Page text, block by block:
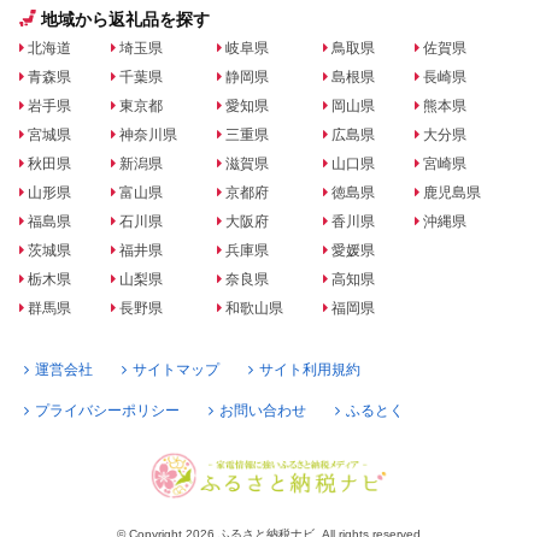
地域から返礼品を探す
北海道
青森県
岩手県
宮城県
秋田県
山形県
福島県
茨城県
栃木県
群馬県
埼玉県
千葉県
東京都
神奈川県
新潟県
富山県
石川県
福井県
山梨県
長野県
岐阜県
静岡県
愛知県
三重県
滋賀県
京都府
大阪府
兵庫県
奈良県
和歌山県
鳥取県
島根県
岡山県
広島県
山口県
徳島県
香川県
愛媛県
高知県
福岡県
佐賀県
長崎県
熊本県
大分県
宮崎県
鹿児島県
沖縄県
運営会社 サイトマップ サイト利用規約
プライバシーポリシー お問い合わせ ふるとく
© Copyright 2026 ふるさと納税ナビ. All rights reserved.